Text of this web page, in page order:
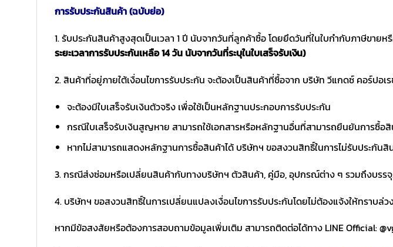
การรับประกันสินค้า (ฉบับย่อ)
1. รับประกันสินค้าสูงสุดเป็นเวลา 1 ปี นับจากวันที่ลูกค้าซื้อ โดยยึดวันที่ในใบกำกับภาษีขายหรื
ระยะเวลาการรับประกันเหลือ 14 วัน นับจากวันที่ระบุในใบเสร็จรับเงิน)
2. สินค้าที่อยู่ภายใต้เงื่อนไขการรับประกัน จะต้องเป็นสินค้าที่ซื้อจาก บริษัท วีแกดซ์ คอร์ปอเ
จะต้องมีใบเสร็จรับเงินตัวจริง เพื่อใช้เป็นหลักฐานประกอบการรับประกัน
กรณีใบเสร็จรับเงินสูญหาย สามารถใช้เอกสารหรือหลักฐานอื่นที่สามารถยืนยันการซื้อ
หากไม่สามารถแสดงหลักฐานการซื้อสินค้าได้ บริษัทฯ ขอสงวนสิทธิ์ในการไม่รับประกันสิ
3. กรณีส่งซ่อมหรือเปลี่ยนสินค้ากับทางบริษัทฯ ตัวสินค้า, คู่มือ, อุปกรณ์ต่าง ๆ รวมถึงบ
4. บริษัทฯ ขอสงวนสิทธิ์ในการเปลี่ยนแปลงเงื่อนไขการรับประกันโดยไม่ต้องแจ้งให้ทราบล่ว
หากมีข้อสงสัยหรือต้องการสอบถามข้อมูลเพิ่มเติม สามารถติดต่อได้ทาง LINE Official: